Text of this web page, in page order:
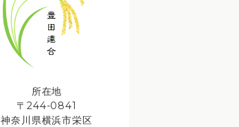
所在地
〒244-0841
神奈川県横浜市栄区